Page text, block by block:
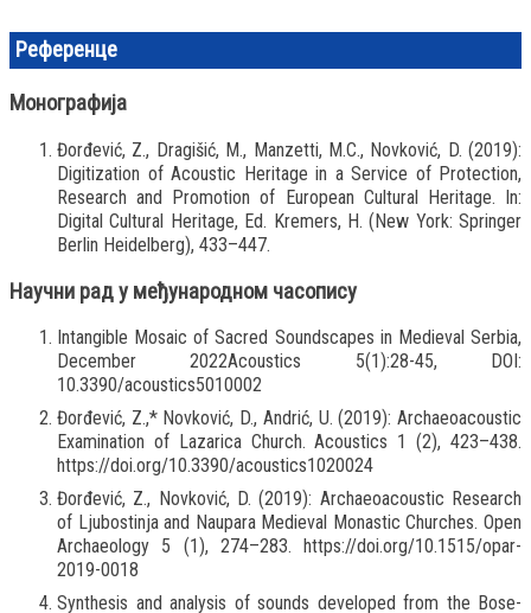
Референце
Монографија
Đorđević, Z., Dragišić, M., Manzetti, M.C., Novković, D. (2019):
Digitization of Acoustic Heritage in a Service of Protection,
Research and Promotion of European Cultural Heritage. In:
Digital Cultural Heritage, Ed. Kremers, H. (New York: Springer
Berlin Heidelberg), 433–447.
Научни рад у међународном часопису
Intangible Mosaic of Sacred Soundscapes in Medieval Serbia,
December 2022Acoustics 5(1):28-45, DOI:
10.3390/acoustics5010002
Đorđević, Z.,* Novković, D., Andrić, U. (2019): Archaeoacoustic
Examination of Lazarica Church. Acoustics 1 (2), 423–438.
https://doi.org/10.3390/acoustics1020024
Đorđević, Z., Novković, D. (2019): Archaeoacoustic Research
of Ljubostinja and Naupara Medieval Monastic Churches. Open
Archaeology 5 (1), 274–283. https://doi.org/10.1515/opar-
2019-0018
Synthesis and analysis of sounds developed from the Bose-